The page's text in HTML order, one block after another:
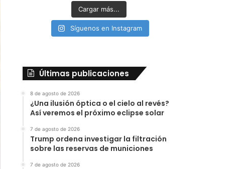
Cargar más...
Síguenos en Instagram
Últimas publicaciones
8 de agosto de 2026
¿Una ilusión óptica o el cielo al revés?
Así veremos el próximo eclipse solar
7 de agosto de 2026
Trump ordena investigar la filtración
sobre las reservas de municiones
7 de agosto de 2026